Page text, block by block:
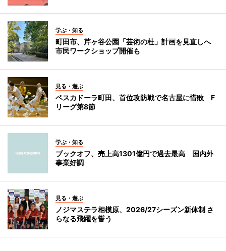
学ぶ・知る
町田市、芹ヶ谷公園「芸術の杜」計画を見直しへ
市民ワークショップ開催も
見る・遊ぶ
ペスカドーラ町田、首位攻防戦で名古屋に惜敗 F
リーグ第8節
学ぶ・知る
ブックオフ、売上高1301億円で過去最高 国内外
事業好調
見る・遊ぶ
ノジマステラ相模原、2026/27シーズン新体制 さ
らなる飛躍を誓う